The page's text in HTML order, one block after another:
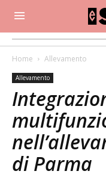
Home Allevamento
Allevamento
di Parma